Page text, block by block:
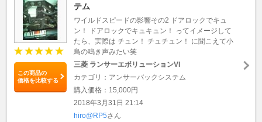
この商品の
価格を比較する
テム
ワイルドスピードの影響その2 ドアロックでキュ
ン！ ドアロックでキュキュン！ ってイメージして
たら、実際は チュン！ チュチュン！ に聞こえて小
鳥の鳴き声みたい笑
三菱 ランサーエボリューションVI
カテゴリ：アンサーバックシステム
購入価格：15,000円
2018年3月31日 21:14
hiro@RP5さん